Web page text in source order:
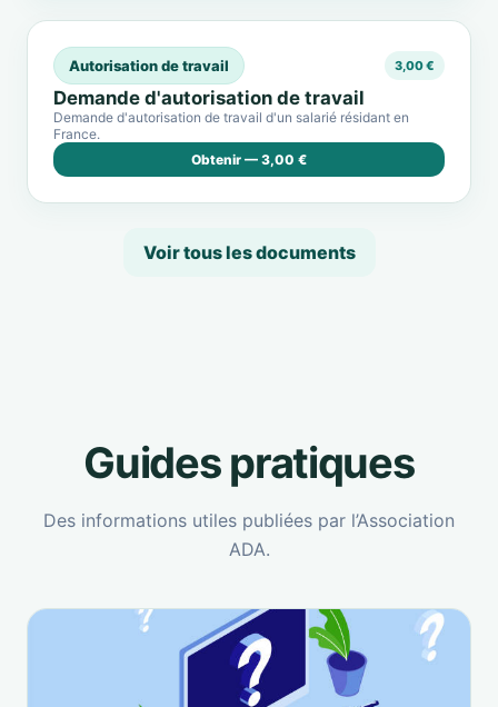
Autorisation de travail 3,00 €
Demande d'autorisation de travail
Demande d'autorisation de travail d'un salarié résidant en
France.
Obtenir — 3,00 €
Voir tous les documents
Guides pratiques
Des informations utiles publiées par l’Association
ADA.